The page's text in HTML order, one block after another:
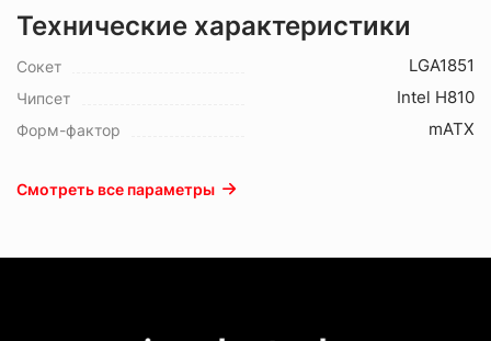
Технические характеристики
Сокет LGA1851
Чипсет Intel H810
Форм-фактор mATX
Смотреть все параметры